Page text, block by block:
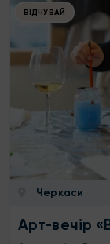
ВІДЧУВАЙ
Черкаси
Арт-вечір